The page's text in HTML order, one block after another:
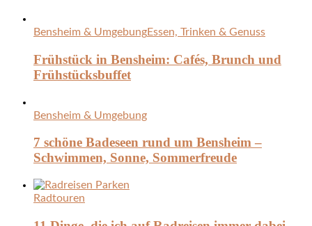
Bensheim & UmgebungEssen, Trinken & Genuss
Frühstück in Bensheim: Cafés, Brunch und
Frühstücksbuffet
Bensheim & Umgebung
7 schöne Badeseen rund um Bensheim –
Schwimmen, Sonne, Sommerfreude
Radtouren